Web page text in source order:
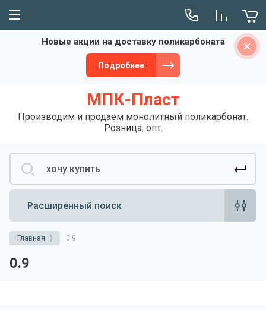
Сервис
Новые акции на доставку поликарбоната
Подробнее
МПК-Пласт
Производим и продаем монолитный поликарбонат.
Розница, опт.
Расширенный поиск
Главная 0.9
0.9